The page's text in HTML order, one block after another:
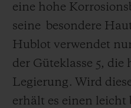
eine hohe
seine besondere
Hublot verwendet
der Güteklasse 5, die
Legierung. Wird
erhält es einen leicht